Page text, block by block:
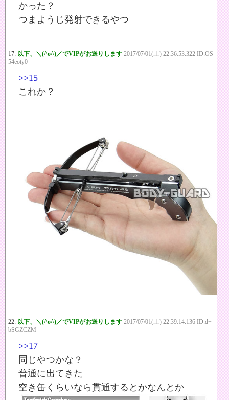
かった？
つまようじ発射できるやつ
17: 以下、＼(^o^)／でVIPがお送りします 2017/07/01(土) 22:36:53.322 ID:OS
54eoty0
>>15
これか？
22: 以下、＼(^o^)／でVIPがお送りします 2017/07/01(土) 22:39:14.136 ID:d+
bSGZCZM
>>17
同じやつかな？
普通に出てきた
空き缶くらいなら貫通するとかなんとか